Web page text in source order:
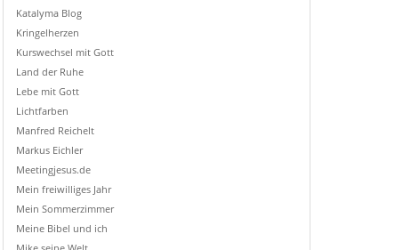
Katalyma Blog
Kringelherzen
Kurswechsel mit Gott
Land der Ruhe
Lebe mit Gott
Lichtfarben
Manfred Reichelt
Markus Eichler
Meetingjesus.de
Mein freiwilliges Jahr
Mein Sommerzimmer
Meine Bibel und ich